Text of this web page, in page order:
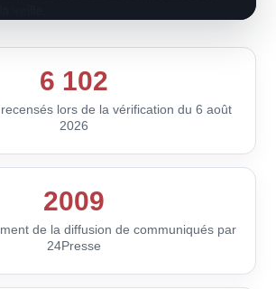
veille.
6 102
lors de la vérification du 6 août
2026
2009
de la diffusion de communiqués par
24Presse